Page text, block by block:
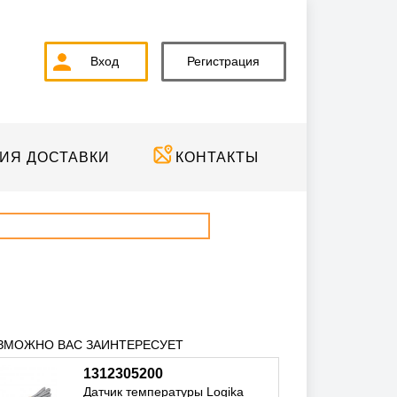
Вход Регистрация
ДОСТАВКИ КОНТАКТЫ
ВАС ЗАИНТЕРЕСУЕТ
1312305200
Датчик температуры Logika